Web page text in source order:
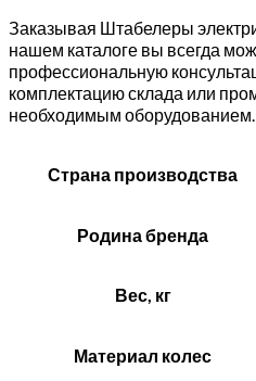
Заказывая Штабелеры
нашем каталоге вы всегда
профессиональную
комплектацию склада или
необходимым оборудованием.
Страна производства
Родина бренда
Вес, кг
Материал колес